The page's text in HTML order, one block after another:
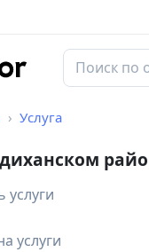
Услуга
услуги
услуги